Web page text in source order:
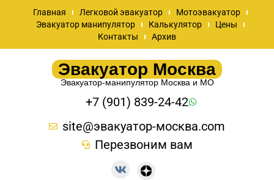
Главная Легковой эвакуатор
Мотоэвакуатор
Эвакуатор манипулятор
Калькулятор
Цены
Контакты
Архив
Эвакуатор Москва
Эвакуатор-манипулятор Москва и МО
+7 (901) 839-24-42
site@эвакуатор-москва.com
Перезвоним вам